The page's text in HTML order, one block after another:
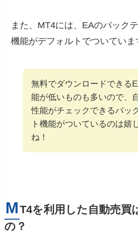
また、MT4には、EAのバック
機能がデフォルトでついていま
無料でダウンロードできる
能が低いものも多いので、
性能がチェックできるバッ
ト機能がついているのは嬉
ね！
MT4を利用した自動売買
の？